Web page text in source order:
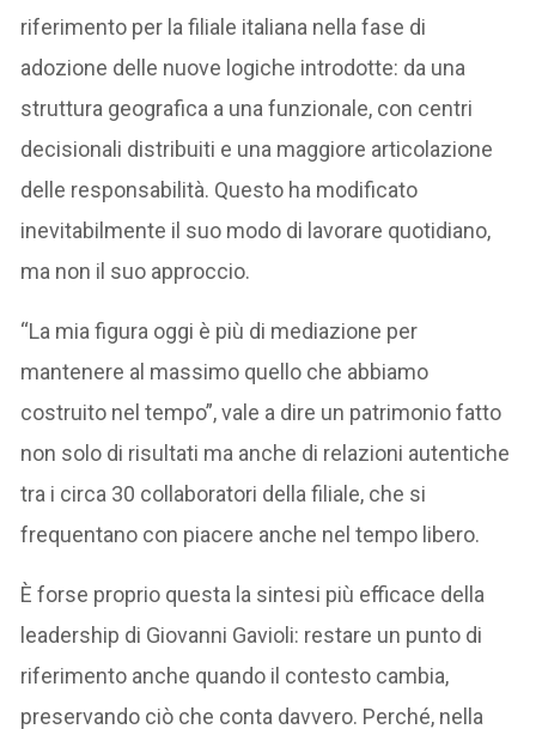
riferimento per la filiale italiana nella fase di
adozione delle nuove logiche introdotte: da una
struttura geografica a una funzionale, con centri
decisionali distribuiti e una maggiore articolazione
delle responsabilità. Questo ha modificato
inevitabilmente il suo modo di lavorare quotidiano,
ma non il suo approccio.
“La mia figura oggi è più di mediazione per
mantenere al massimo quello che abbiamo
costruito nel tempo”, vale a dire un patrimonio fatto
non solo di risultati ma anche di relazioni autentiche
tra i circa 30 collaboratori della filiale, che si
frequentano con piacere anche nel tempo libero.
È forse proprio questa la sintesi più efficace della
leadership di Giovanni Gavioli: restare un punto di
riferimento anche quando il contesto cambia,
preservando ciò che conta davvero. Perché, nella